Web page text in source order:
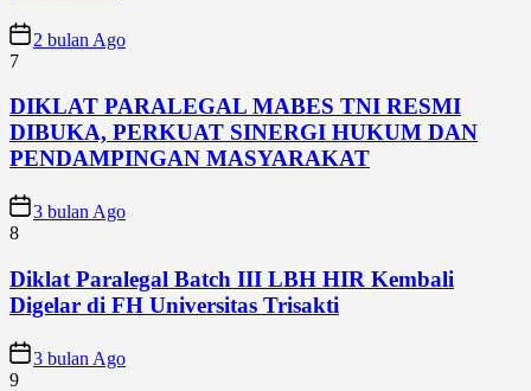
2 bulan Ago
7
DIKLAT PARALEGAL MABES TNI RESMI
DIBUKA, PERKUAT SINERGI HUKUM DAN
PENDAMPINGAN MASYARAKAT
3 bulan Ago
8
Diklat Paralegal Batch III LBH HIR Kembali
Digelar di FH Universitas Trisakti
3 bulan Ago
9